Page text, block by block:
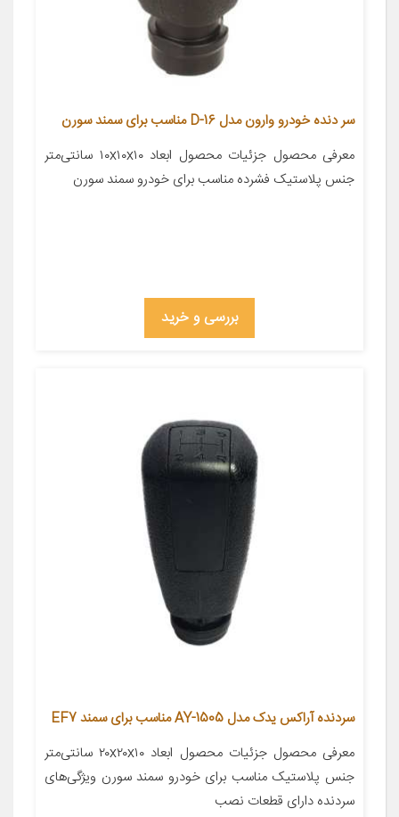
سر دنده خودرو وارون مدل D-16 مناسب برای سمند سورن
معرفی محصول جزئیات محصول ابعاد ۱۰x۱۰x۱۰ سانتی‌متر
جنس پلاستیک فشرده مناسب برای خودرو سمند سورن
بررسی و خرید
سردنده آراکس یدک مدل AY-1505 مناسب برای سمند EF7
معرفی محصول جزئیات محصول ابعاد ۲۰x۲۰x۱۰ سانتی‌متر
جنس پلاستیک مناسب برای خودرو سمند سورن ویژگی‌های
سردنده دارای قطعات نصب